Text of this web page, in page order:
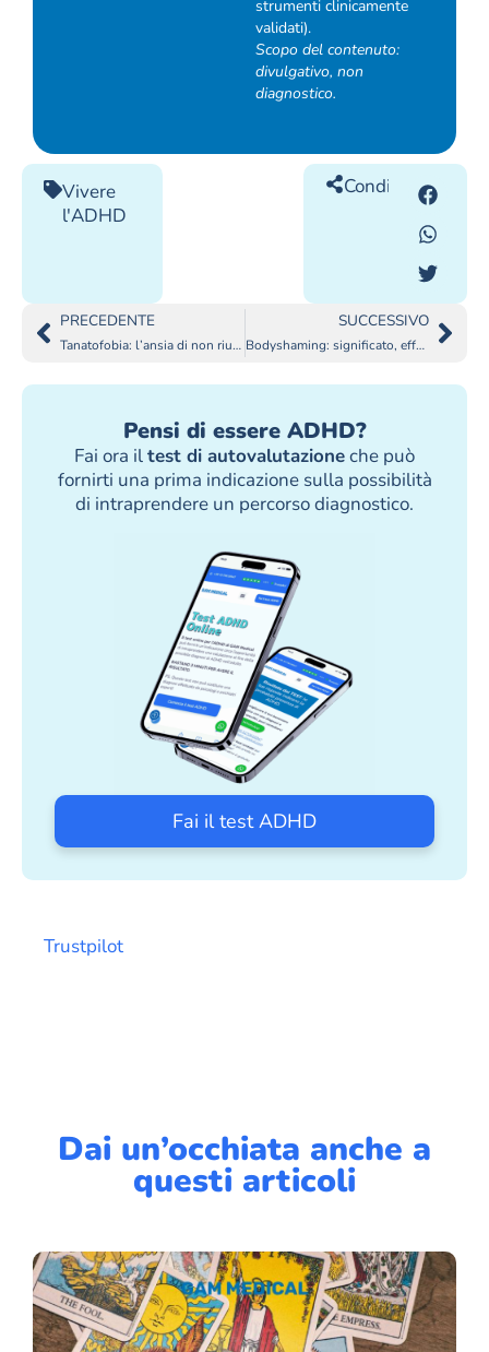
strumenti clinicamente
validati).
Scopo del contenuto:
divulgativo, non
diagnostico.
Vivere
l'ADHD
Condividilo
PRECEDENTE
Tanatofobia: l’ansia di non riuscire a vivere davvero
SUCCESSIVO
Bodyshaming: significato, effetti e come superarlo
Pensi di essere ADHD?
Fai ora iltest di autovalutazioneche può
fornirti una prima indicazione sulla possibilità
di intraprendere un percorso diagnostico.
Fai il test ADHD
Trustpilot
Dai un’occhiata anche a
questi articoli